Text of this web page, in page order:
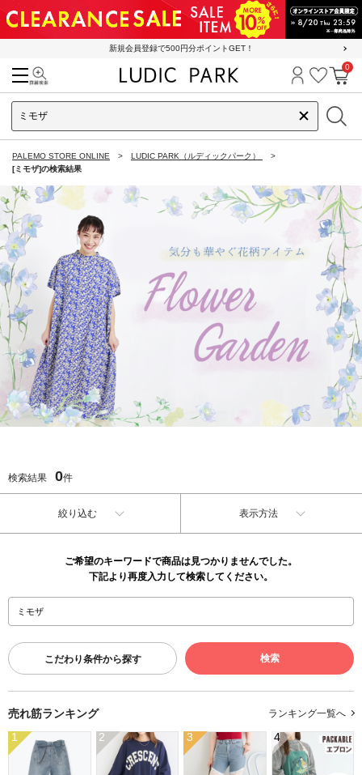
新規会員登録で500円分ポイントGET！
ログイン
お気に
カ
0
PALEMO STORE ONLINE
LUDIC PARK（ルディックパーク）
[ミモザ]の検索結果
検索結果 0件
絞り込む 表示方法
ご希望のキーワードで商品は見つかりませんでした。
下記より再度入力して検索してください。
こだわり条件から探す
売れ筋ランキング ランキング一覧へ
1 2 3 4